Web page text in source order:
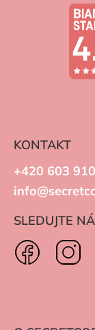
KONTAKT
+420 603
SLEDUJTE